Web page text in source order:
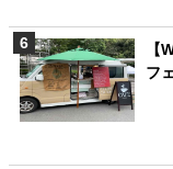
【
フ